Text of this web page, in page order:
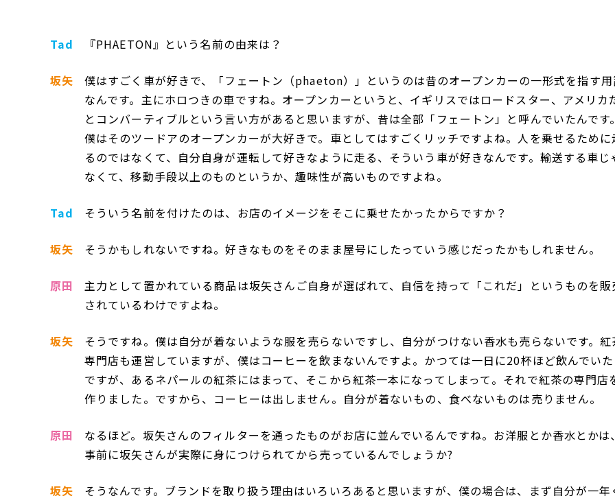
Tad 『PHAETON』という名前の由来は？
坂矢
僕はすごく車が好きで、「フェートン（phaeton）」というのは昔のオープンカーの一形式を指す用
なんです。主にホロつきの車ですね。オープンカーというと、イギリスではロードスター、アメリカ
とコンバーティブルという言い方があると思いますが、昔は全部「フェートン」と呼んでいたんです。
僕はそのツードアのオープンカーが大好きで。車としてはすごくリッチですよね。人を乗せるために
るのではなくて、自分自身が運転して好きなように走る、そういう車が好きなんです。輸送する車じ
なくて、移動手段以上のものというか、趣味性が高いものですよね。
Tad そういう名前を付けたのは、お店のイメージをそこに乗せたかったからですか？
坂矢 そうかもしれないですね。好きなものをそのまま屋号にしたっていう感じだったかもしれません。
原田
主力として置かれている商品は坂矢さんご自身が選ばれて、自信を持って「これだ」というものを販
されているわけですよね。
坂矢
そうですね。僕は自分が着ないような服を売らないですし、自分がつけない香水も売らないです。紅
専門店も運営していますが、僕はコーヒーを飲まないんですよ。かつては一日に20杯ほど飲んでい
ですが、あるネパールの紅茶にはまって、そこから紅茶一本になってしまって。それで紅茶の専門店
作りました。ですから、コーヒーは出しません。自分が着ないもの、食べないものは売りません。
原田
なるほど。坂矢さんのフィルターを通ったものがお店に並んでいるんですね。お洋服とか香水とかは、
事前に坂矢さんが実際に身につけられてから売っているんでしょうか?
坂矢 そうなんです。ブランドを取り扱う理由はいろいろあると思いますが、僕の場合は、まず自分が一年